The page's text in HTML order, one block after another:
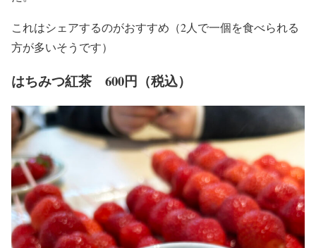
これはシェアするのがおすすめ（2人で一個を食べられる
方が多いそうです）
はちみつ紅茶 600円（税込）